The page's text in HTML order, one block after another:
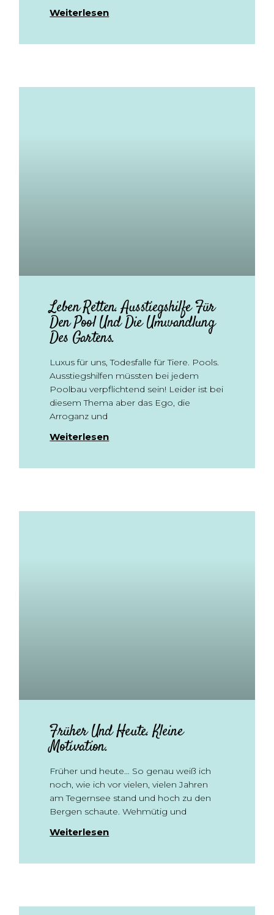
Weiterlesen
Leben Retten. Ausstiegshilfe Für
Den Pool Und Die Umwandlung
Des Gartens.
Luxus für uns, Todesfalle für Tiere. Pools.
Ausstiegshilfen müssten bei jedem
Poolbau verpflichtend sein! Leider ist bei
diesem Thema aber das Ego, die
Arroganz und
Weiterlesen
Früher Und Heute. Kleine
Motivation.
Früher und heute… So genau weiß ich
noch, wie ich vor vielen, vielen Jahren
am Tegernsee stand und hoch zu den
Bergen schaute. Wehmütig und
Weiterlesen